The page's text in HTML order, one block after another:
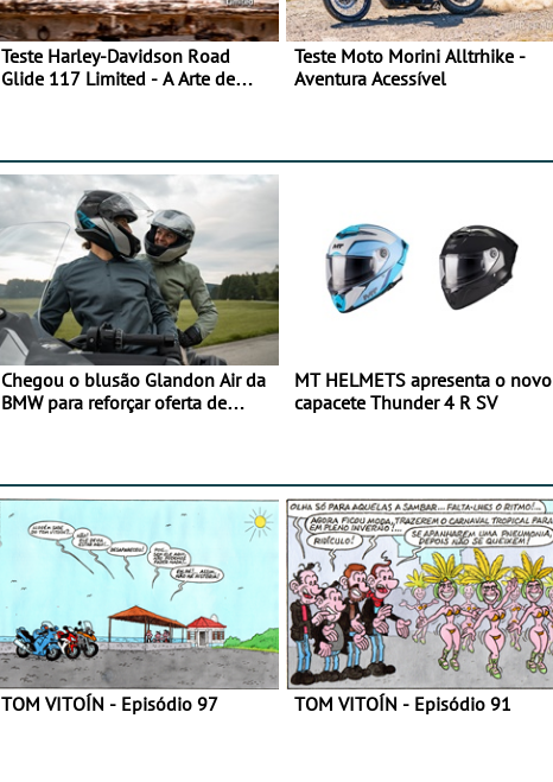
Teste Harley-Davidson Road
Glide 117 Limited - A Arte de
Teste Moto Morini Alltrhike -
Aventura Acessível
Chegou o blusão Glandon Air da
BMW para reforçar oferta de
MT HELMETS apresenta o novo
capacete Thunder 4 R SV
TOM VITOÍN - Episódio 97 TOM VITOÍN - Episódio 91